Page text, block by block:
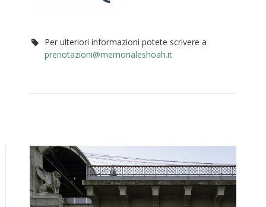
Per ulteriori informazioni potete scrivere a
prenotazioni@memorialeshoah.it